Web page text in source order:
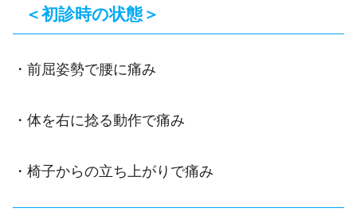
＜初診時の状態＞
・前屈姿勢で腰に痛み
・体を右に捻る動作で痛み
・椅子からの立ち上がりで痛み